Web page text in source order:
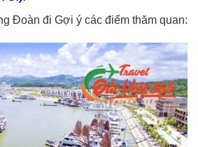
Đoàn đi Gợi ý các điểm thăm quan: